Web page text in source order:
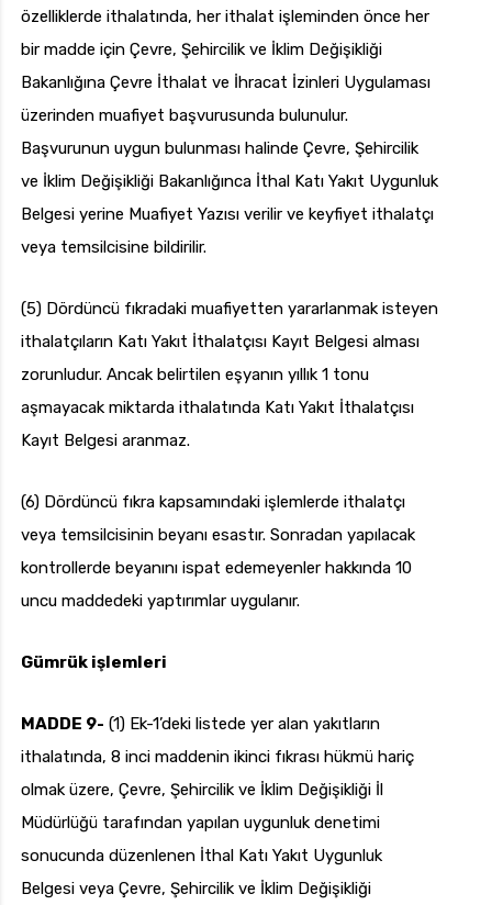
özelliklerde ithalatında, her ithalat işleminden önce her
bir madde için Çevre, Şehircilik ve İklim Değişikliği
Bakanlığına Çevre İthalat ve İhracat İzinleri Uygulaması
üzerinden muafiyet başvurusunda bulunulur.
Başvurunun uygun bulunması halinde Çevre, Şehircilik
ve İklim Değişikliği Bakanlığınca İthal Katı Yakıt Uygunluk
Belgesi yerine Muafiyet Yazısı verilir ve keyfiyet ithalatçı
veya temsilcisine bildirilir.
(5) Dördüncü fıkradaki muafiyetten yararlanmak isteyen
ithalatçıların Katı Yakıt İthalatçısı Kayıt Belgesi alması
zorunludur. Ancak belirtilen eşyanın yıllık 1 tonu
aşmayacak miktarda ithalatında Katı Yakıt İthalatçısı
Kayıt Belgesi aranmaz.
(6) Dördüncü fıkra kapsamındaki işlemlerde ithalatçı
veya temsilcisinin beyanı esastır. Sonradan yapılacak
kontrollerde beyanını ispat edemeyenler hakkında 10
uncu maddedeki yaptırımlar uygulanır.
Gümrük işlemleri
MADDE 9- (1) Ek-1’deki listede yer alan yakıtların
ithalatında, 8 inci maddenin ikinci fıkrası hükmü hariç
olmak üzere, Çevre, Şehircilik ve İklim Değişikliği İl
Müdürlüğü tarafından yapılan uygunluk denetimi
sonucunda düzenlenen İthal Katı Yakıt Uygunluk
Belgesi veya Çevre, Şehircilik ve İklim Değişikliği